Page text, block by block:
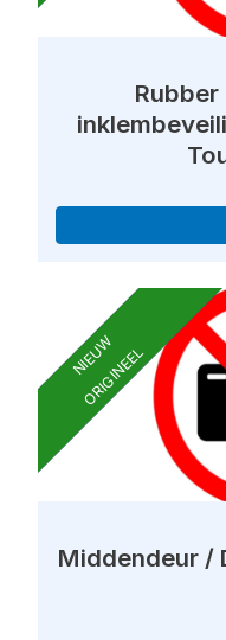
NIEUW
ORIGINEEL
Middendeur /